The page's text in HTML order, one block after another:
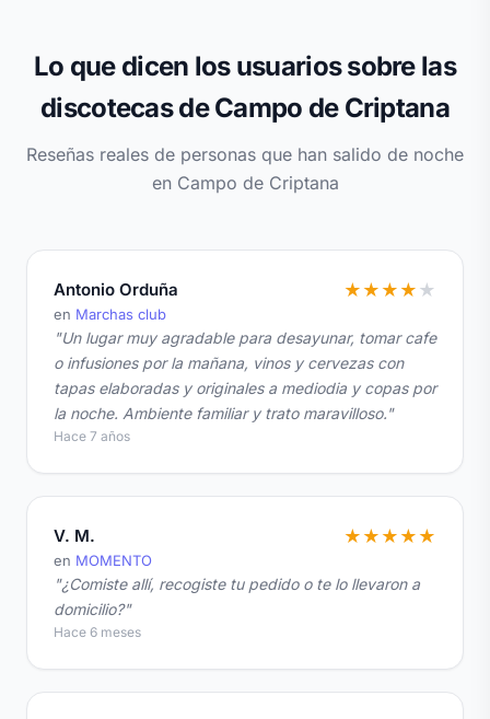
Lo que dicen los usuarios sobre las
discotecas de Campo de Criptana
Reseñas reales de personas que han salido de noche
en Campo de Criptana
Antonio Orduña
en Marchas club
★ ★ ★ ★ ★
"Un lugar muy agradable para desayunar, tomar cafe
o infusiones por la mañana, vinos y cervezas con
tapas elaboradas y originales a mediodia y copas por
la noche. Ambiente familiar y trato maravilloso."
Hace 7 años
V. M.
en MOMENTO
★ ★ ★ ★ ★
"¿Comiste allí, recogiste tu pedido o te lo llevaron a
domicilio?"
Hace 6 meses